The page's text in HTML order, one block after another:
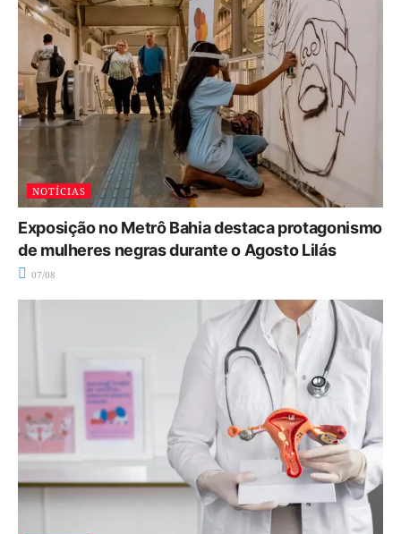
NOTÍCIAS
Exposição no Metrô Bahia destaca protagonismo
de mulheres negras durante o Agosto Lilás
07/08